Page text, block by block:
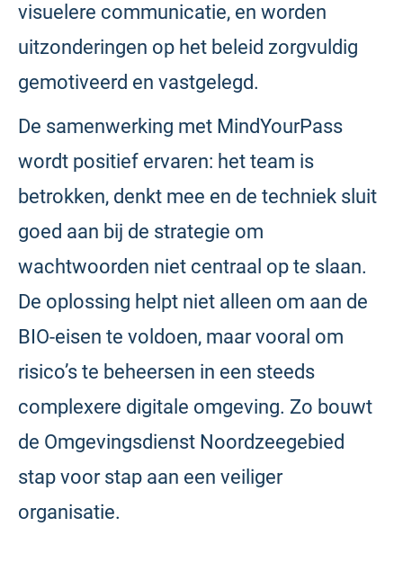
visuelere communicatie, en worden
uitzonderingen op het beleid zorgvuldig
gemotiveerd en vastgelegd.
De samenwerking met MindYourPass
wordt positief ervaren: het team is
betrokken, denkt mee en de techniek sluit
goed aan bij de strategie om
wachtwoorden niet centraal op te slaan.
De oplossing helpt niet alleen om aan de
BIO-eisen te voldoen, maar vooral om
risico’s te beheersen in een steeds
complexere digitale omgeving. Zo bouwt
de Omgevingsdienst Noordzeegebied
stap voor stap aan een veiliger
organisatie.